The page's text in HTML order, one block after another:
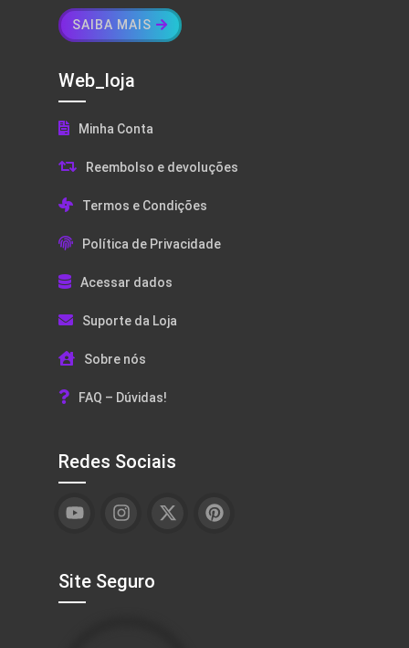
SAIBA MAIS
Web_loja
Minha Conta
Reembolso e devoluções
Termos e Condições
Política de Privacidade
Acessar dados
Suporte da Loja
Sobre nós
FAQ – Dúvidas!
Redes Sociais
Site Seguro